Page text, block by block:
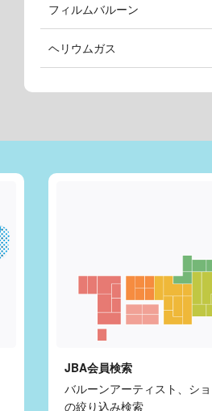
フィルムバルーン
ヘリウムガス
JBA会員検索
バルーンアーティスト、シ
の絞り込み検索